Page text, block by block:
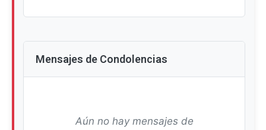
Mensajes de Condolencias
Aún no hay mensajes de